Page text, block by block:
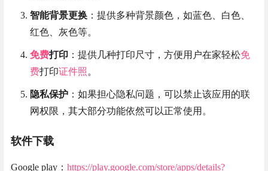
智能背景更换 ：提供多种背景颜色，如蓝色、白色、
红色、灰色等。
免费打印 ：提供几种打印尺寸，方便用户在家轻松免
费打印证件照 。
隐私保护 ：如果担心隐私问题，可以禁止该应用的联
网权限，其大部分功能依然可以正常使用。
软件下载
Google play： https://play.google.com/store/apps/details?